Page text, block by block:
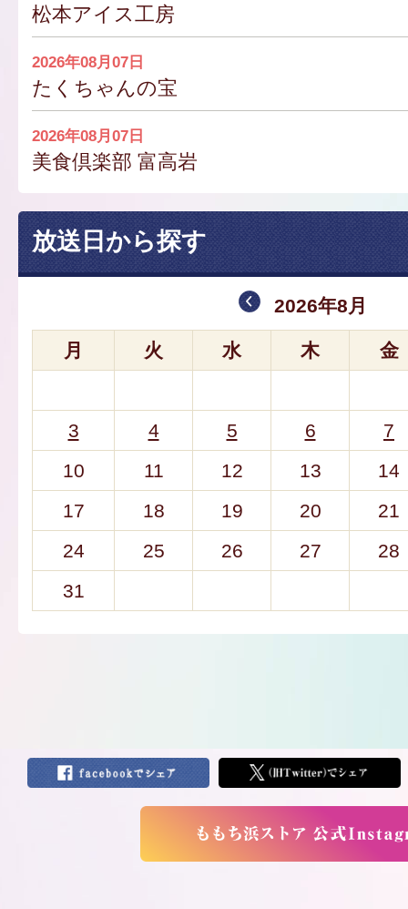
松本アイス工房
2026年08月07日
たくちゃんの宝
2026年08月07日
美食倶楽部 富高岩
放送日から探す
2026年8月
月 火 水 木 金
3 4 5 6
7
10
11 12 13
14
17
18 19 20
21
24
25 26 27
28
31